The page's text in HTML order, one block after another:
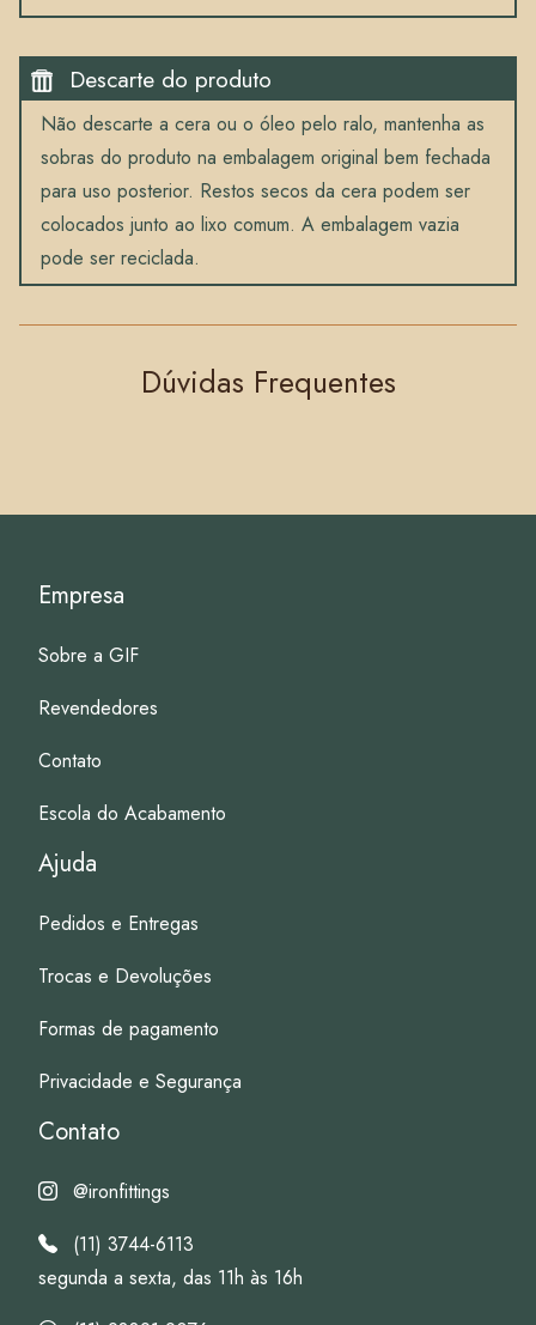
Descarte do produto
Não descarte a cera ou o óleo pelo ralo, mantenha as
sobras do produto na embalagem original bem fechada
para uso posterior. Restos secos da cera podem ser
colocados junto ao lixo comum. A embalagem vazia
pode ser reciclada.
Dúvidas Frequentes
Empresa
Sobre a GIF
Revendedores
Contato
Escola do Acabamento
Ajuda
Pedidos e Entregas
Trocas e Devoluções
Formas de pagamento
Privacidade e Segurança
Contato
@ironfittings
(11) 3744-6113
segunda a sexta, das 11h às 16h